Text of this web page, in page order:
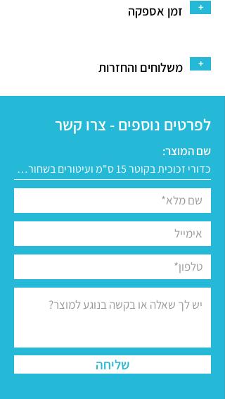
זמן אספקה +
משלוחים והחזרות +
לפרטים נוספים - צרו קשר
שם המוצר:
שליחה